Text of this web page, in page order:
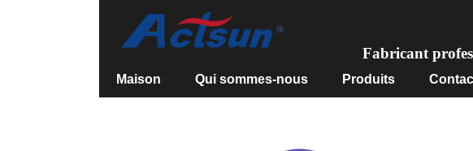
Fabricant
Maison Qui sommes-nous Produits